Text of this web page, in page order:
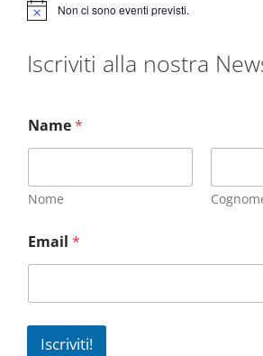
N
c
Non ci sono eventi previsti.
Iscriviti alla nostra
Name*
Nome
Email *
Iscriviti!